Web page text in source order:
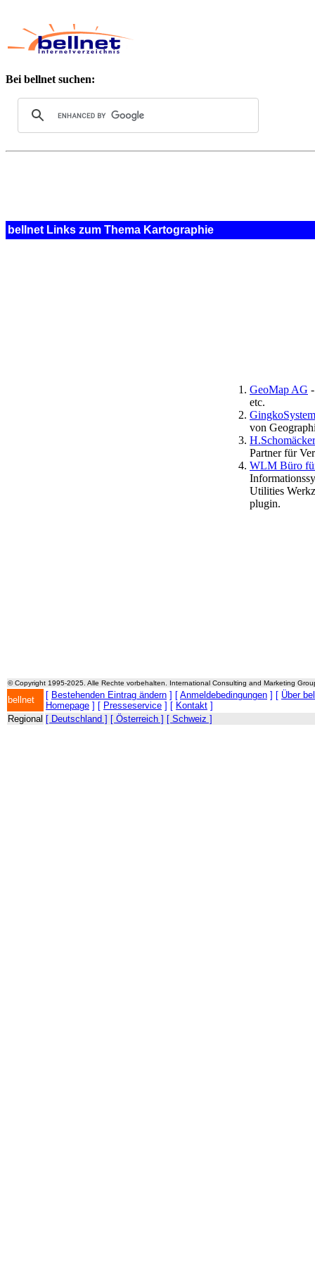
Bei bellnet suchen:
bellnet Links zum Thema Kartographie
GeoMap AG
etc.
von
Partner für
WLM Büro
Utilities
plugin.
© Copyright 1995-2025. Alle Rechte vorbehalten. International Consulting and Marketing
bellnet [ Bestehenden Eintrag ändern ] [ Anmeldebedingungen ] [ Über
Homepage ] [ Presseservice ] [ Kontakt ]
Regional [ Deutschland ] [ Österreich ] [ Schweiz ]